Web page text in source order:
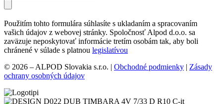
Použitím tohto formulára súhlasíte s ukladaním a spracovaním
vašich údajov z webovej stránky. Spoločnosť Alpod d.o.o. sa
zaväzuje neposkytovať informácie tretím osobám tak, aby boli
chránené v súlade s platnou legislatívou
© 2026 – ALPOD Slovakia s.r.o. | Obchodné podmienky | Zásady
ochrany osobných údajov